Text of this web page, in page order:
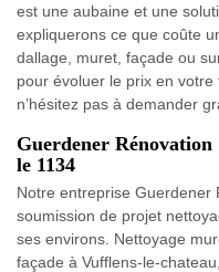
est une aubaine et une
expliquerons ce que coûte
dallage, muret, façade ou
pour évoluer le prix en votre
n’hésitez pas à demander
Guerdener
le 1134
Notre entreprise Guerdener
soumission de projet
ses environs. Nettoyage
façade à Vufflens-le-